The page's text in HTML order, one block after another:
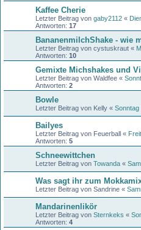
Kaffee Cherie
Letzter Beitrag von gaby2112 «
Antworten: 17
BananenmilchShake - wie
Letzter Beitrag von cystuskraut «
Antworten: 10
Gemixte Michshakes und
Letzter Beitrag von Waldfee «
Antworten: 2
Bowle
Letzter Beitrag von Kelly « Sonntag
Bailyes
Letzter Beitrag von Feuerball «
Antworten: 5
Schneewittchen
Letzter Beitrag von Towanda «
Was sagt ihr zum
Letzter Beitrag von Sandrine «
Mandarinenlikör
Letzter Beitrag von Sternkeks «
Antworten: 4